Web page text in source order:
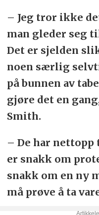
– Jeg tror ikke
man gleder seg
Det er sjelden
noen særlig
på bunnen av
gjøre det en
Smith.
– De har nettopp
er snakk om
snakk om en ny
må prøve å ta